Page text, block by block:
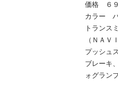
価格　６
カラー　
トランス
（ＮＡＶ
プッシュ
ブレーキ
ォグラン